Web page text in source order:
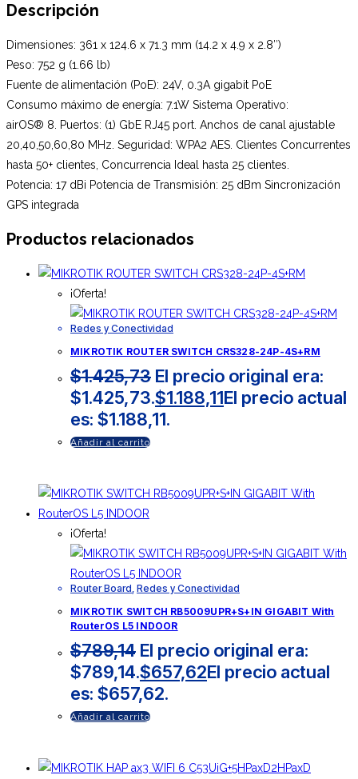
Descripción
Dimensiones: 361 x 124.6 x 71.3 mm (14.2 x 4.9 x 2.8″)
Peso: 752 g (1.66 lb)
Fuente de alimentación (PoE): 24V, 0.3A gigabit PoE
Consumo máximo de energía: 7.1W Sistema Operativo:
airOS® 8. Puertos: (1) GbE RJ45 port. Anchos de canal ajustable
20,40,50,60,80 MHz. Seguridad: WPA2 AES. Clientes Concurrentes
hasta 50+ clientes, Concurrencia Ideal hasta 25 clientes.
Potencia: 17 dBi Potencia de Transmisión: 25 dBm Sincronización
GPS integrada
Productos relacionados
¡Oferta!
Redes y Conectividad
MIKROTIK ROUTER SWITCH CRS328-24P-4S+RM
$1.425,73 El precio original era:
$1.425,73.$1.188,11El precio actual
es: $1.188,11.
Añadir al carrito
¡Oferta!
Router Board Redes y Conectividad
MIKROTIK SWITCH RB5009UPR+S+IN GIGABIT With
RouterOS L5 INDOOR
$789,14 El precio original era:
$789,14.$657,62El precio actual
es: $657,62.
Añadir al carrito